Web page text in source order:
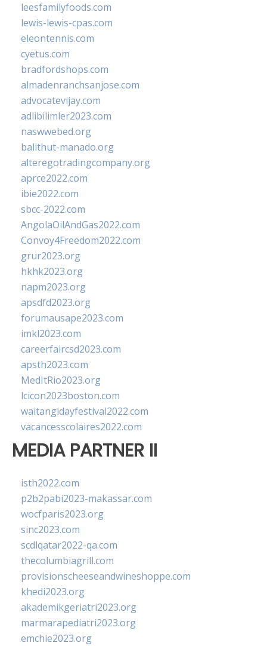
leesfamilyfoods.com
lewis-lewis-cpas.com
eleontennis.com
cyetus.com
bradfordshops.com
almadenranchsanjose.com
advocatevijay.com
adlibilimler2023.com
naswwebed.org
balithut-manado.org
alteregotradingcompany.org
aprce2022.com
ibie2022.com
sbcc-2022.com
AngolaOilAndGas2022.com
Convoy4Freedom2022.com
grur2023.org
hkhk2023.org
napm2023.org
apsdfd2023.org
forumausape2023.com
imkl2023.com
careerfaircsd2023.com
apsth2023.com
MedItRio2023.org
lcicon2023boston.com
waitangidayfestival2022.com
vacancesscolaires2022.com
MEDIA PARTNER II
isth2022.com
p2b2pabi2023-makassar.com
wocfparis2023.org
sinc2023.com
scdlqatar2022-qa.com
thecolumbiagrill.com
provisionscheeseandwineshoppe.com
khedi2023.org
akademikgeriatri2023.org
marmarapediatri2023.org
emchie2023.org